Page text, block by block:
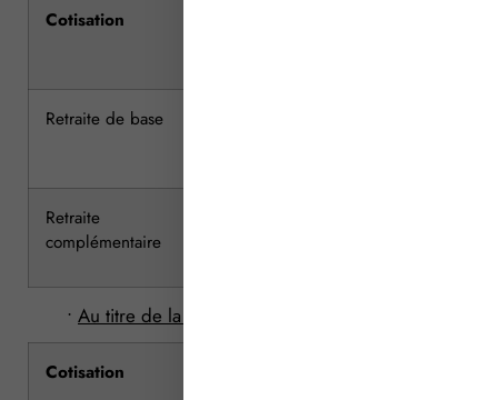
Cotisation
Retraite de base
Retraite
complémentaire
• Au titre de la 2ème année d’activité en 2016
Cotisation